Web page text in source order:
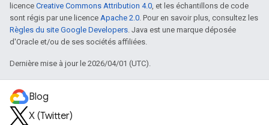
licence Creative Commons Attribution 4.0 , et les échantillons de code
sont régis par une licence Apache 2.0 . Pour en savoir plus, consultez les
Règles du site Google Developers . Java est une marque déposée
d'Oracle et/ou de ses sociétés affiliées.
Dernière mise à jour le 2026/04/01 (UTC).
Blog
X (Twitter)